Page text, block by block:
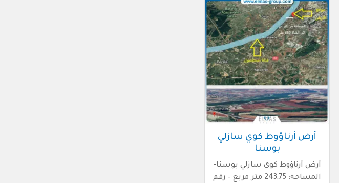
أرض أرناؤوط كوي سازلي
بوسنا
أرض أرناؤوط كوي سازلي بوسنا-
المساحة: 243,75 متر مربع – رقم